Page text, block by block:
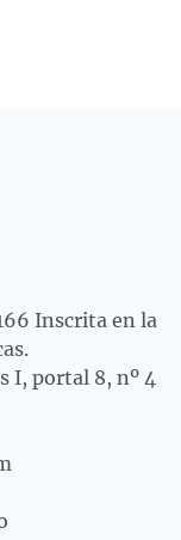
Inscrita en la
I, portal 8, nº 4